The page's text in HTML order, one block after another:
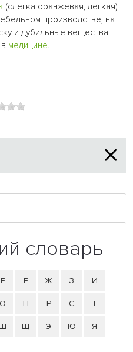
(слегка оранжевая, лёгкая)
производстве, на
и дубильные вещества.
медицине.
словарь
Е Ё Ж З И
О П Р С Т
Щ Э Ю Я